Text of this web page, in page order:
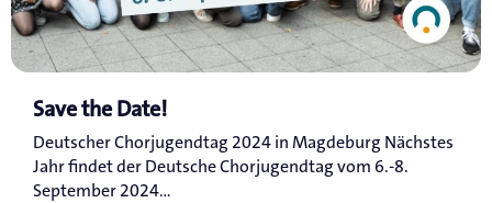
Save the Date!
Deutscher Chorjugendtag 2024 in Magdeburg Nächstes
Jahr findet der Deutsche Chorjugendtag vom 6.-8.
September 2024...